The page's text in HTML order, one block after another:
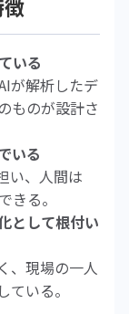
いる
が解析したデ
ものが設計さ
いる
い、人間は
きる。
として根付い
、現場の一人
いる。